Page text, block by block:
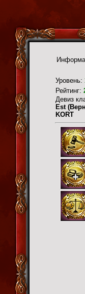
Уровень:
Рейтинг:
Девиз
Est
KORT